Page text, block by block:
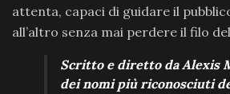
attenta, capaci di guidare il
all’altro senza mai perdere il filo
Scritto e diretto da Alexis
dei nomi più riconosciuti